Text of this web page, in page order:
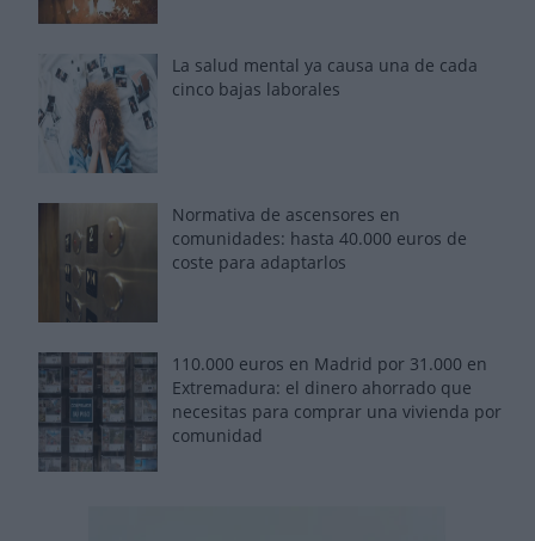
La salud mental ya causa una de cada
cinco bajas laborales
Normativa de ascensores en
comunidades: hasta 40.000 euros de
coste para adaptarlos
110.000 euros en Madrid por 31.000 en
Extremadura: el dinero ahorrado que
necesitas para comprar una vivienda por
comunidad